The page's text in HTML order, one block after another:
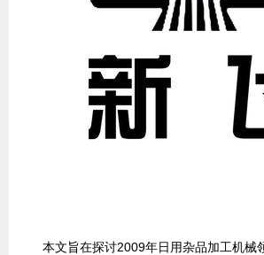
本文旨在探讨2009年日用杂品加工机械